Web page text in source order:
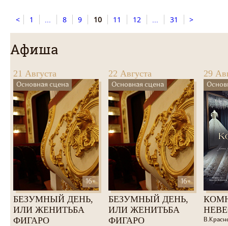
< 1 ... 8 9 10 11 12 ... 31 >
Афиша
21 Августа
Основная сцена
16+
БЕЗУМНЫЙ ДЕНЬ,
ИЛИ ЖЕНИТЬБА
ФИГАРО
22 Августа
Основная сцена
16+
БЕЗУМНЫЙ ДЕНЬ,
ИЛИ ЖЕНИТЬБА
ФИГАРО
29